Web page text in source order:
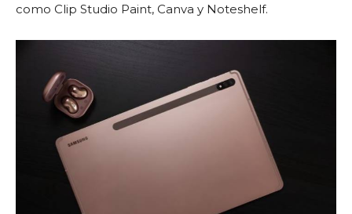
como Clip Studio Paint, Canva y Noteshelf.